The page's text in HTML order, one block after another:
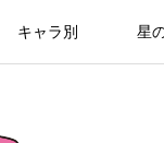
キャラ別 星